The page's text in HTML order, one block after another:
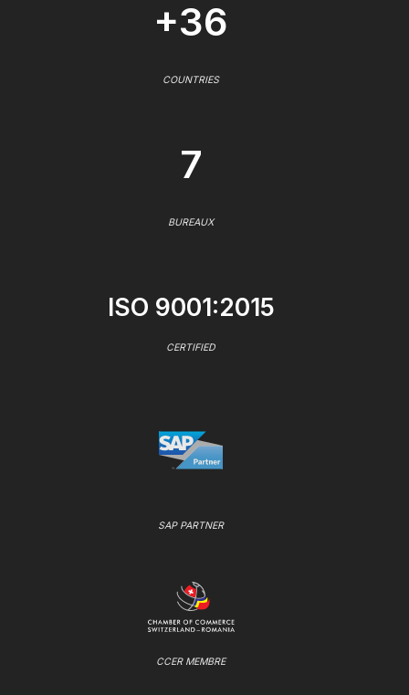
+36
COUNTRIES
7
BUREAUX
ISO 9001:2015
CERTIFIED
SAP PARTNER
CCER MEMBRE